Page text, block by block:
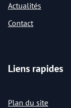
Actualités
Contact
Liens rapides
Plan du site